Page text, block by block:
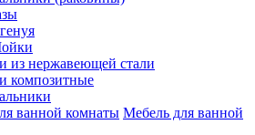
из нержавеющей стали
композитные
Мебель для ванной